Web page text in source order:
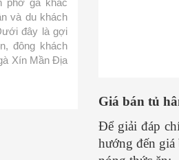
Phở là món ăn thơm ngon nhưng lại
khá đơn giản trong cách chế biến.
Hôm nay mình xin chia sẻ cách nấu
phở đơn giản này và cùng vào bếp
làm ngay với mình nhé. 1.Nguyên
Giá bán tủ
Để giải đáp
hướng đến giá